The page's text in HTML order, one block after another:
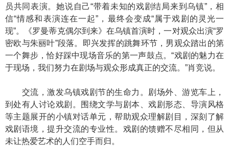
员共同表演。她说自己“带着未知的戏剧结局来到乌镇”，相
信“情感和表演连在一起”，最终会变成“属于戏剧的灵光一
现”。《罗曼蒂克偶尔到来》在乌镇首演时，一对观众出演“罗
密欧与朱丽叶”段落。即兴发挥的跳舞环节，男观众踏出的第
一个舞步，恰好踩中现场音乐的第一声鼓点。“戏剧的魅力在
于现场，我们努力在剧场与观众形成真正的交流。”肖竞说。
交流，激发乌镇戏剧节的生命力。剧场外、游览车上，
到处有人讨论戏剧。围绕文学与剧本、戏剧形态、导演风格
等主题展开的小镇对话单元，帮助观众理解剧目，深刻了解
戏剧语境，提升交流的专业性。戏剧的馈赠不尽相同，但从
未让热爱艺术的人们空手而归。